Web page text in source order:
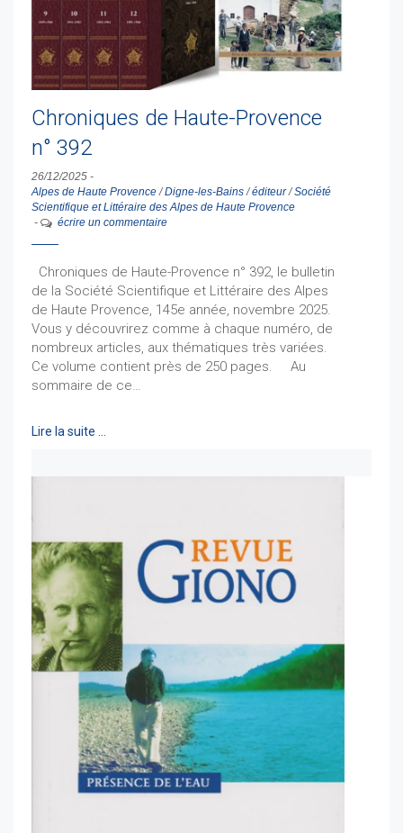
Chroniques de Haute-Provence
n° 392
26/12/2025 -
Alpes de Haute Provence/Digne-les-Bains/éditeur/Société
Scientifique et Littéraire des Alpes de Haute Provence
-
écrire un commentaire
Chroniques de Haute-Provence n° 392, le bulletin
de la Société Scientifique et Littéraire des Alpes
de Haute Provence, 145e année, novembre 2025.
Vous y découvrirez comme à chaque numéro, de
nombreux articles, aux thématiques très variées.
Ce volume contient près de 250 pages. Au
sommaire de ce…
Lire la suite …